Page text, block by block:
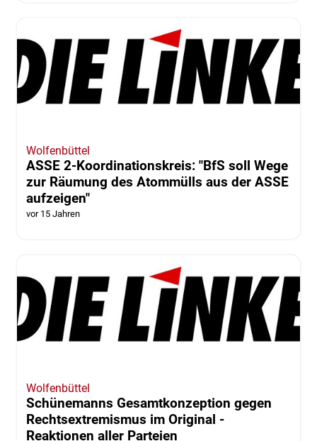
Wolfenbüttel
ASSE 2-Koordinationskreis: "BfS soll Wege
zur Räumung des Atommülls aus der ASSE
aufzeigen"
vor 15 Jahren
Wolfenbüttel
Schünemanns Gesamtkonzeption gegen
Rechtsextremismus im Original -
Reaktionen aller Parteien